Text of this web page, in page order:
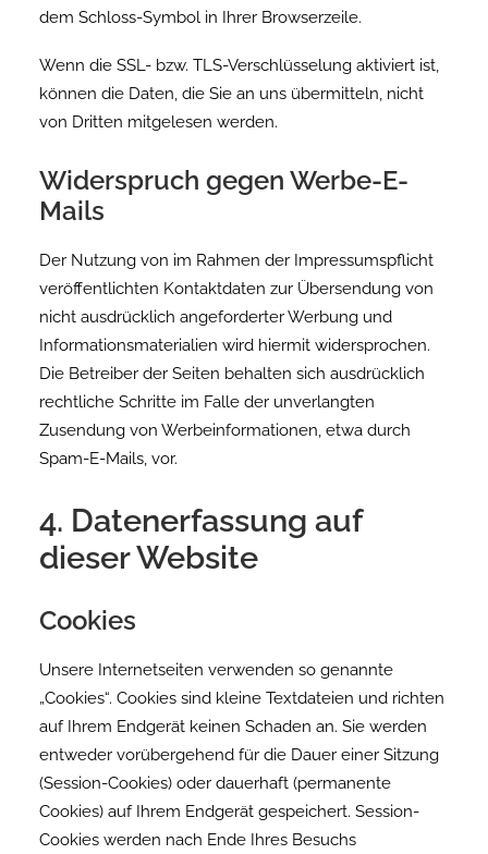
dem Schloss-Symbol in Ihrer Browserzeile.
Wenn die SSL- bzw. TLS-Verschlüsselung aktiviert ist,
können die Daten, die Sie an uns übermitteln, nicht
von Dritten mitgelesen werden.
Widerspruch gegen Werbe-E-
Mails
Der Nutzung von im Rahmen der Impressumspflicht
veröffentlichten Kontaktdaten zur Übersendung von
nicht ausdrücklich angeforderter Werbung und
Informationsmaterialien wird hiermit widersprochen.
Die Betreiber der Seiten behalten sich ausdrücklich
rechtliche Schritte im Falle der unverlangten
Zusendung von Werbeinformationen, etwa durch
Spam-E-Mails, vor.
4. Datenerfassung auf
dieser Website
Cookies
Unsere Internetseiten verwenden so genannte
„Cookies“. Cookies sind kleine Textdateien und richten
auf Ihrem Endgerät keinen Schaden an. Sie werden
entweder vorübergehend für die Dauer einer Sitzung
(Session-Cookies) oder dauerhaft (permanente
Cookies) auf Ihrem Endgerät gespeichert. Session-
Cookies werden nach Ende Ihres Besuchs